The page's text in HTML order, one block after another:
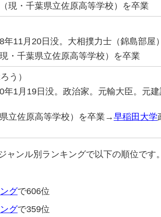
現・千葉県立佐原高等学校）を卒業
11月20日没。大相撲力士（錦島部屋
・千葉県立佐原高等学校）を卒業
う）
年1月19日没。政治家。元輸大臣。元
立佐原高等学校）を卒業→早稲田大学
ャンル別ランキングで以下の順位です
グで606位
グで359位